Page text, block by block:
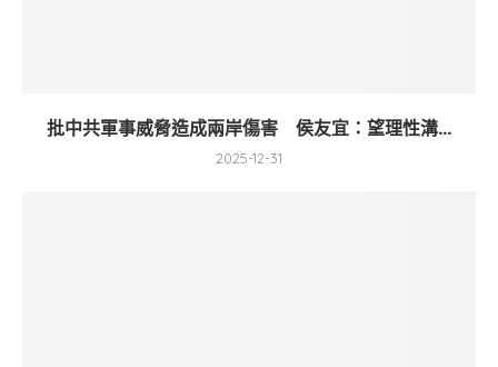
批中共軍事威脅造成兩岸傷害 侯友宜：望理性溝...
2025-12-31